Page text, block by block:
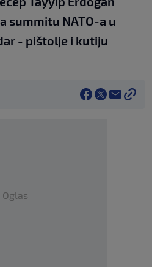
summitu NATO-a u
- pištolje i kutiju
Oglas